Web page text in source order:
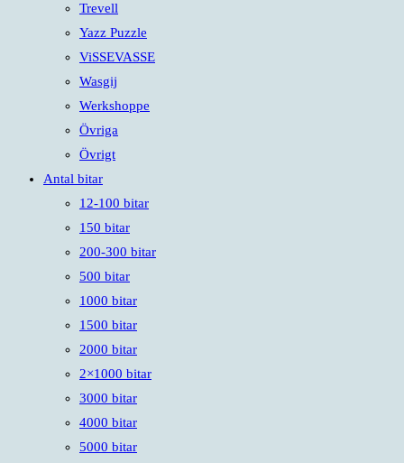
Trevell
Yazz Puzzle
ViSSEVASSE
Wasgij
Werkshoppe
Övriga
Övrigt
Antal bitar
12-100 bitar
150 bitar
200-300 bitar
500 bitar
1000 bitar
1500 bitar
2000 bitar
2×1000 bitar
3000 bitar
4000 bitar
5000 bitar